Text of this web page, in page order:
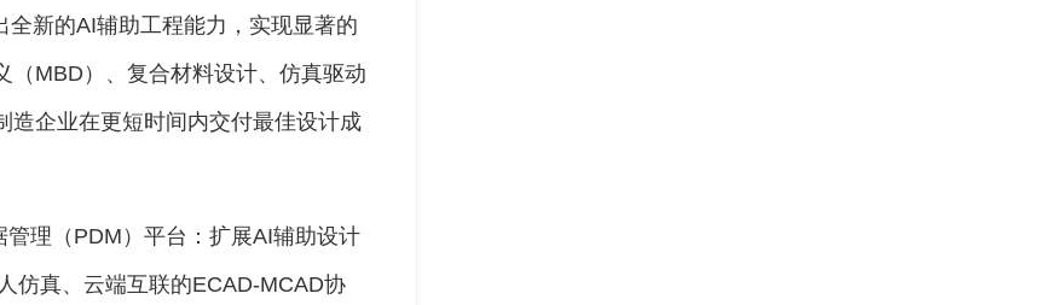
新的AI辅助工程能力，实现显著的
（MBD）、复合材料设计、仿真驱动
造企业在更短时间内交付最佳设计成
理（PDM）平台：扩展AI辅助设计
仿真、云端互联的ECAD-MCAD协